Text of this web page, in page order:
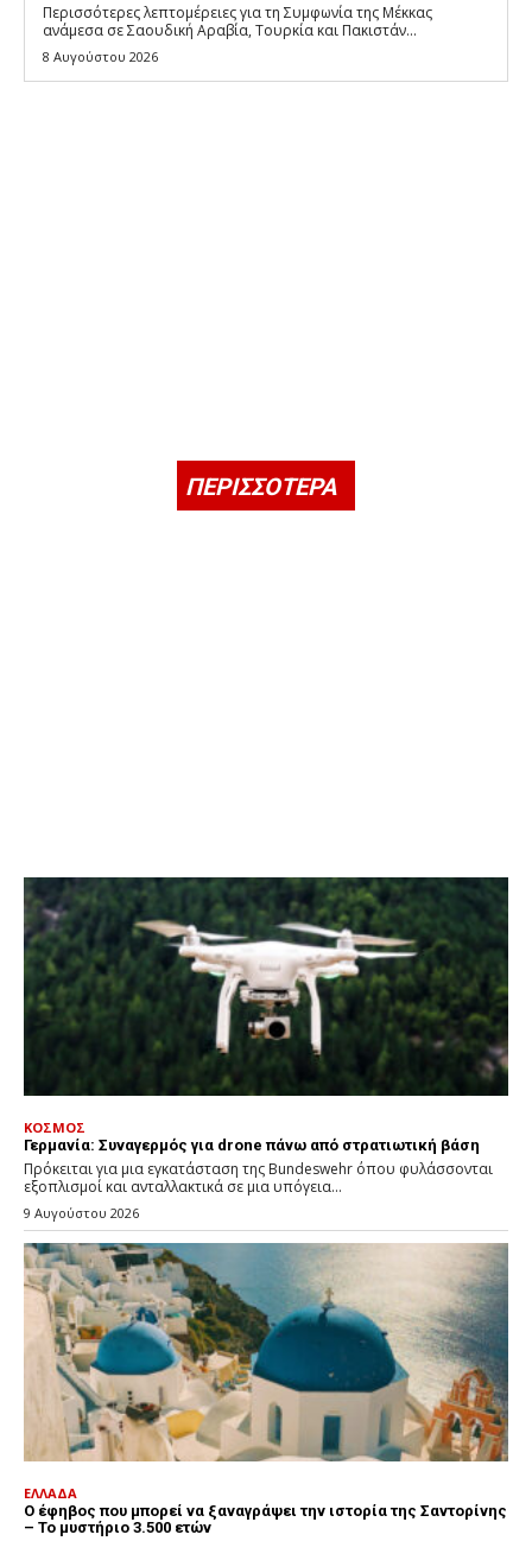
Περισσότερες λεπτομέρειες για τη Συμφωνία της Μέκκας
ανάμεσα σε Σαουδική Αραβία, Τουρκία και Πακιστάν...
8 Αυγούστου 2026
ΠΕΡΙΣΣΟΤΕΡΑ
ΚΟΣΜΟΣ
Γερμανία: Συναγερμός για drone πάνω από στρατιωτική βάση
Πρόκειται για μια εγκατάσταση της Bundeswehr όπου φυλάσσονται
εξοπλισμοί και ανταλλακτικά σε μια υπόγεια...
9 Αυγούστου 2026
ΕΛΛΑΔΑ
Ο έφηβος που μπορεί να ξαναγράψει την ιστορία της Σαντορίνης
– Το μυστήριο 3.500 ετών